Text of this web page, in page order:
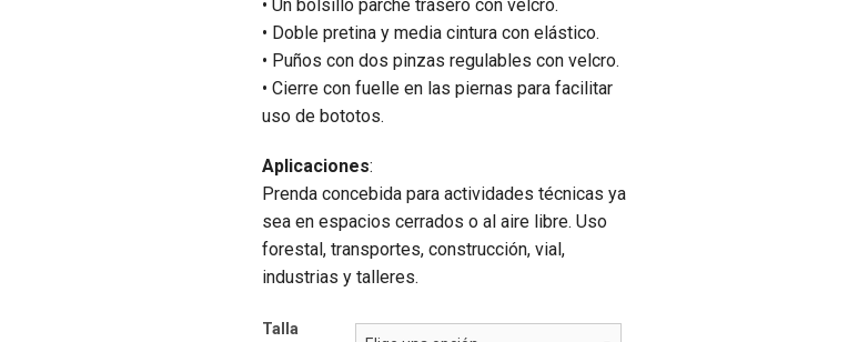
• Un bolsillo parche trasero con velcro.
• Doble pretina y media cintura con elástico.
• Puños con dos pinzas regulables con velcro.
• Cierre con fuelle en las piernas para facilitar
uso de bototos.
Aplicaciones:
Prenda concebida para actividades técnicas ya
sea en espacios cerrados o al aire libre. Uso
forestal, transportes, construcción, vial,
industrias y talleres.
Talla